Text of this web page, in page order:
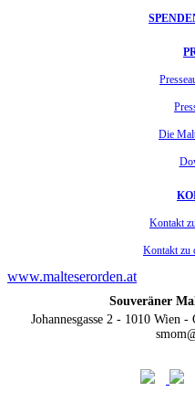
Die
Kontakt
Kontakt zu
www.malteserorden.at
Souveräner
Johannesgasse 2 - 1010 Wien